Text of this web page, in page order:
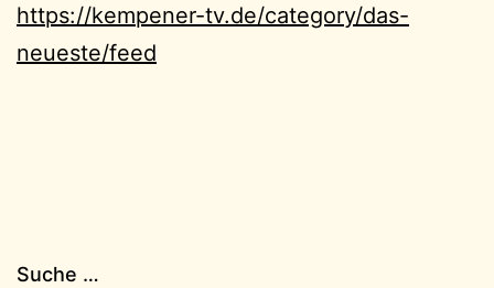
https://kempener-tv.de/category/das-
neueste/feed
Suche …